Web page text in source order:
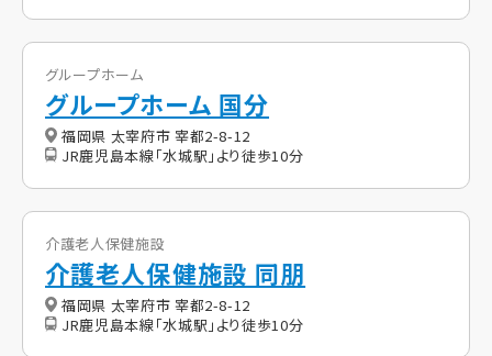
グループホーム
グループホーム 国分
福岡県 太宰府市 宰都2-8-12
JR鹿児島本線「水城駅」より徒歩10分
介護老人保健施設
介護老人保健施設 同朋
福岡県 太宰府市 宰都2-8-12
JR鹿児島本線「水城駅」より徒歩10分